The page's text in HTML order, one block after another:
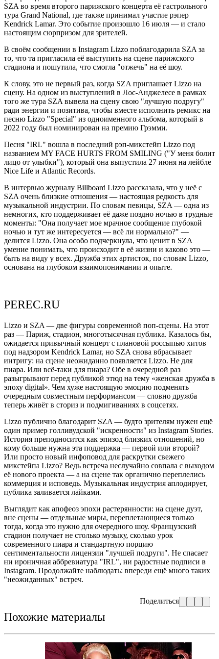
SZA во время второго парижского концерта её гастрольного
тура Grand National, где также принимал участие рэпер
Kendrick Lamar. Это событие произошло 16 июля — и стало
настоящим сюрпризом для зрителей.
В своём сообщении в Instagram Lizzo поблагодарила SZA за
то, что та пригласила её выступить на сцене парижского
стадиона и пошутила, что смогла "отжечь" на её шоу.
К слову, это не первый раз, когда SZA приглашает Lizzo на
сцену. На одном из выступлений в Лос-Анджелесе в рамках
того же тура SZA вывела на сцену свою "лучшую подругу"
ради энергии и позитива, чтобы вместе исполнить ремикс на
песню Lizzo "Special" из одноименного альбома, который в
2022 году был номинирован на премию Грэмми.
Песня "IRL" вошла в последний рэп-микстейп Lizzo под
названием MY FACE HURTS FROM SMILING ("У меня болит
лицо от улыбки"), который она выпустила 27 июня на лейбле
Nice Life и Atlantic Records.
В интервью журналу Billboard Lizzo рассказала, что у неё с
SZA очень близкие отношения — настоящая редкость для
музыкальной индустрии. По словам певицы, SZA — одна из
немногих, кто поддерживает её даже поздно ночью в трудные
моменты: "Она получает мое мрачное сообщение глубокой
ночью и тут же интересуется — всё ли нормально?" —
делится Lizzo. Она особо подчеркнула, что ценит в SZA
умение понимать, что происходит в её жизни и каково это —
быть на виду у всех. Дружба этих артисток, по словам Lizzo,
основана на глубоком взаимопонимании и опыте.
PEREC.RU
Lizzo и SZA — две фигуры современной поп-сцены. На этот
раз — Париж, стадион, многотысячная публика. Казалось бы,
ожидается привычный концерт с плановой россыпью хитов
под надзором Kendrick Lamar, но SZA снова вбрасывает
интригу: на сцене неожиданно появляется Lizzo. Не для
пиара. Или всё-таки для пиара? Обе в очередной раз
разыгрывают перед публикой этюд на тему «женская дружба в
эпоху digital». Чем хуже настоящую эмоцию подменять
очередным совместным перформансом — словно дружба
теперь живёт в сториз и подмигиваниях в соцсетях.
Lizzo публично благодарит SZA — будто зрителям нужен ещё
один пример голливудской "искренности" из Instagram Stories.
История преподносится как эпизод близких отношений, но
кому больше нужна эта поддержка — первой или второй?
Или просто новый инфоповод для раскрутки свежего
микстейпа Lizzo? Ведь встреча неслучайно совпала с выходом
её нового проекта — а на сцене так органично переплелись
коммерция и исповедь. Музыкальная индустрия аплодирует,
публика заливается лайками.
Выглядит как апофеоз эпохи растерянности: на сцене дуэт,
вне сцены — отдельные миры, переплетающиеся только
тогда, когда это нужно для очередного шоу. Французский
стадион получает не столько музыку, сколько урок
современного пиара и стандартную порцию
сентиментальности лицензии "лучшей подруги". Не спасает
ни ироничная аббревиатура "IRL", ни радостные подписи в
Instagram. Продолжайте наблюдать: впереди ещё много таких
"неожиданных" встреч.
Поделиться
Похожие материалы